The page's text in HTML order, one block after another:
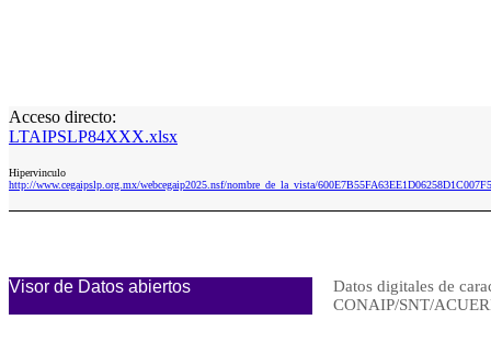
Acceso directo:
LTAIPSLP84XXX.xlsx
Hipervinculo
http://www.cegaipslp.org.mx/webcegaip2025.nsf/nombre_de_la_vista/
Visor de Datos abiertos
Datos digitales de
CONAIP/SNT/